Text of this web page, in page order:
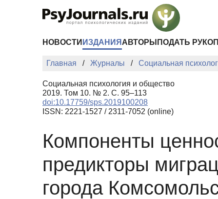
НОВОСТИ ИЗДАНИЯ АВТОРЫ ПОДАТЬ
Главная Журналы Социальная
Социальная психология и общество
2019. Том 10. № 2. С. 95–113
doi:10.17759/sps.2019100208
ISSN: 2221-1527 / 2311-7052 (online)
Компоненты
предикторы
города